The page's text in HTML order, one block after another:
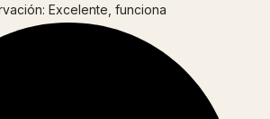
Excelente, funciona